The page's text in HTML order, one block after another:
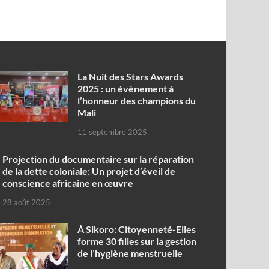
‎La Nuit des Stars Awards
2025 : un évènement à
l’honneur des champions du
Mali
11 septembre 2025
Projection du documentaire sur la réparation
de la dette coloniale: Un projet d’éveil de
conscience africaine en œuvre‎
28 août 2025
À Sikoro: Citoyenneté-Elles
forme 30 filles sur la gestion
de l’hygiène menstruelle